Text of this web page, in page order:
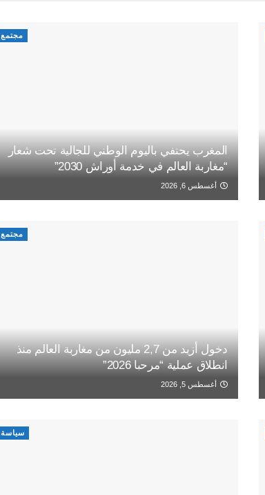
مجتمع
المغرب يحتفي باليوم الوطني للجالية تحت شعار
“مغاربة العالم في خدمة أوراش 2030”
أغسطس 6, 2026
مجتمع
دخول أزيد من 2,7 مليون من مغاربة العالم منذ
انطلاق عملية “مرحبا 2026”
أغسطس 5, 2026
سياسة